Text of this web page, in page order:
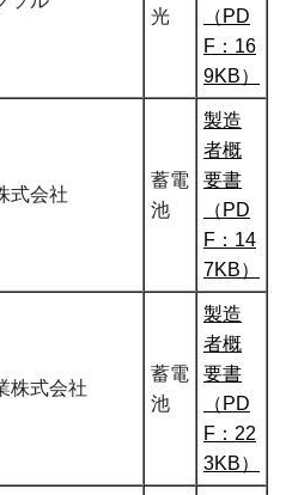
光
（PD
F：16
9KB）
式会社
蓄電
池
製造
者概
要書
（PD
F：14
7KB）
株式会社
蓄電
池
製造
者概
要書
（PD
F：22
3KB）